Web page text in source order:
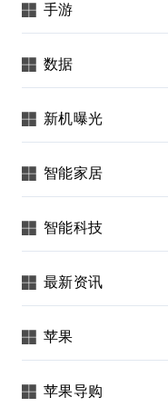
手游
数据
新机曝光
智能家居
智能科技
最新资讯
苹果
苹果导购